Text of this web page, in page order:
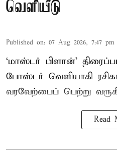
வெளியீடு
Published on: 07 Aug 2026, 7:47 pm
‘மாஸ்டர் பிளான்’
போஸ்டர் வெளியாகி
வரவேற்பைப் பெற்று
Read